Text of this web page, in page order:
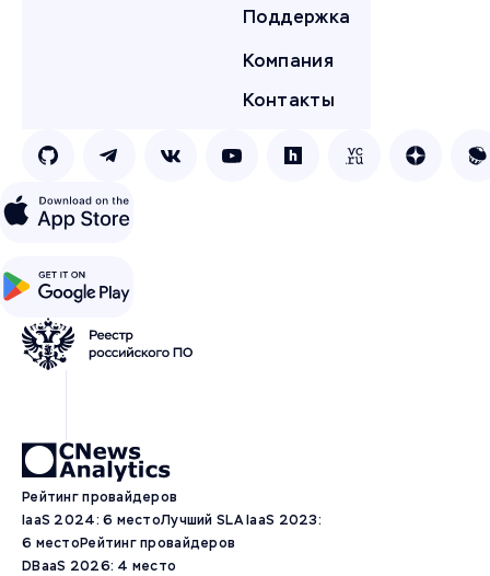
Поддержка
Компания
Контакты
Рейтинг провайдеров
IaaS 2024: 6 местоЛучший SLA IaaS 2023:
6 местоРейтинг провайдеров
DBaaS 2026: 4 место